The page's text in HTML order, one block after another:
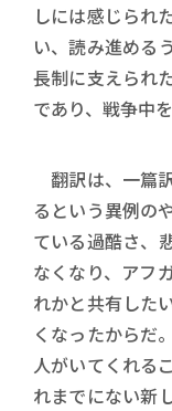
しには感じられ
い、読み進める
長制に支えられ
であり、戦争中
翻訳は、一篇
るという異例の
ている過酷さ、
なくなり、アフ
れかと共有した
くなったからだ
人がいてくれる
れまでにない新